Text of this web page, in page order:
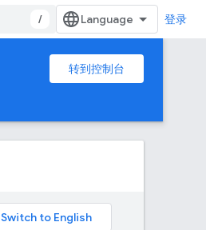
/ 登录
转到控制台